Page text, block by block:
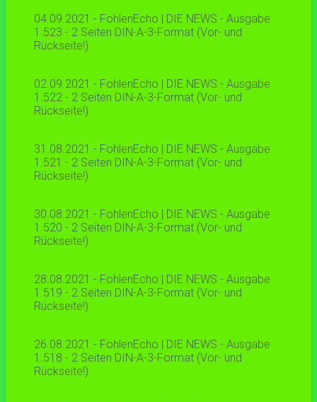
04.09.2021 - FohlenEcho | DIE NEWS - Ausgabe
1.523 - 2 Seiten DIN-A-3-Format (Vor- und
Rückseite!)
02.09.2021 - FohlenEcho | DIE NEWS - Ausgabe
1.522 - 2 Seiten DIN-A-3-Format (Vor- und
Rückseite!)
31.08.2021 - FohlenEcho | DIE NEWS - Ausgabe
1.521 - 2 Seiten DIN-A-3-Format (Vor- und
Rückseite!)
30.08.2021 - FohlenEcho | DIE NEWS - Ausgabe
1.520 - 2 Seiten DIN-A-3-Format (Vor- und
Rückseite!)
28.08.2021 - FohlenEcho | DIE NEWS - Ausgabe
1.519 - 2 Seiten DIN-A-3-Format (Vor- und
Rückseite!)
26.08.2021 - FohlenEcho | DIE NEWS - Ausgabe
1.518 - 2 Seiten DIN-A-3-Format (Vor- und
Rückseite!)